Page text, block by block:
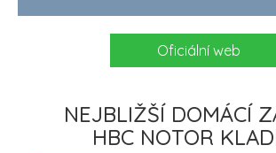
Oficiální web
NEJBLIŽŠÍ DOMÁCÍ
HBC NOTOR